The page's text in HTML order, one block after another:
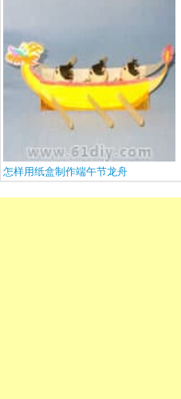
怎样用纸盒制作端午节龙舟